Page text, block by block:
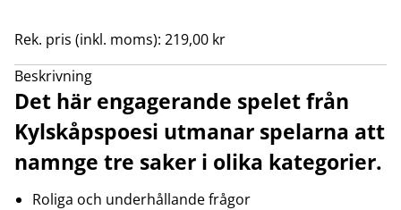
Rek. pris (inkl. moms): 219,00 kr
Beskrivning
Det här engagerande spelet från
Kylskåpspoesi utmanar spelarna att
namnge tre saker i olika kategorier.
Roliga och underhållande frågor